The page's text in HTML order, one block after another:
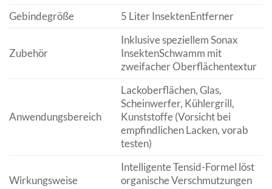
Gebindegröße
5 Liter InsektenEntferner
Zubehör
Inklusive speziellem Sonax
InsektenSchwamm mit
zweifacher Oberflächentextur
Anwendungsbereich
Lackoberflächen, Glas,
Scheinwerfer, Kühlergrill,
Kunststoffe (Vorsicht bei
empfindlichen Lacken, vorab
testen)
Wirkungsweise
Intelligente Tensid-Formel löst
organische Verschmutzungen